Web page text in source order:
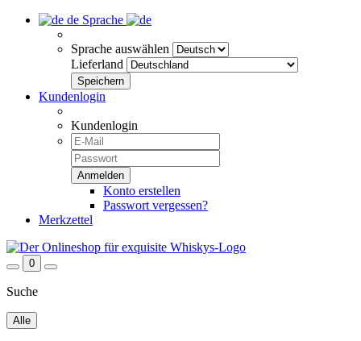
de Sprache
Sprache auswählen
Lieferland
Kundenlogin
Kundenlogin
Konto erstellen
Passwort vergessen?
Merkzettel
0
Suche
Alle